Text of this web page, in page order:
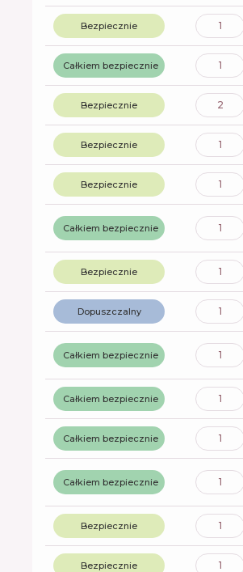
Bezpiecznie 1
Całkiem bezpiecznie 1
Bezpiecznie 2
Bezpiecznie 1
Bezpiecznie 1
Całkiem bezpiecznie 1
Bezpiecznie 1
Dopuszczalny 1
Całkiem bezpiecznie 1
Całkiem bezpiecznie 1
Całkiem bezpiecznie 1
Całkiem bezpiecznie 1
Bezpiecznie 1
Bezpiecznie 1